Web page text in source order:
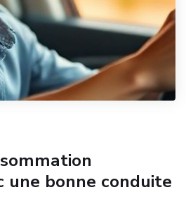
une bonne conduite